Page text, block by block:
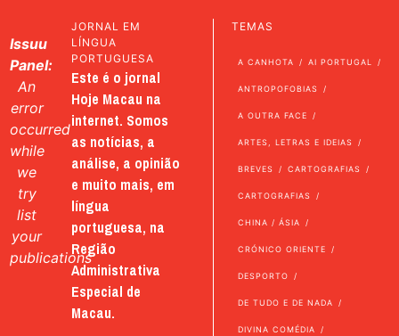
Issuu
Panel:
An
error
occurred
while
we
try
list
your
publications
JORNAL EM
LÍNGUA
PORTUGUESA
Este é o jornal
Hoje Macau na
internet. Somos
as notícias, a
análise, a opinião
e muito mais, em
língua
portuguesa, na
Região
Administrativa
Especial de
Macau.
TEMAS
A CANHOTA AI PORTUGAL
ANTROPOFOBIAS
A OUTRA FACE
ARTES, LETRAS E IDEIAS
BREVES CARTOGRAFIAS
CARTOGRAFIAS
CHINA / ÁSIA
CRÓNICO ORIENTE
DESPORTO
DE TUDO E DE NADA
DIVINA COMÉDIA